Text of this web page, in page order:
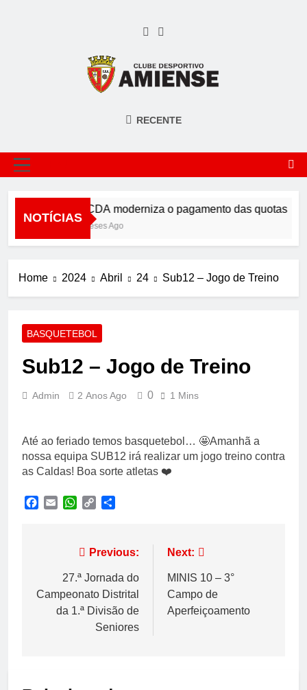
AMIENSE
Clube Desportivo Amiense
RECENTE
NOTÍCIAS
O CDA moderniza o pagamento das quotas
2 Meses Ago
Home 2024 Abril 24 Sub12 – Jogo de Treino
BASQUETEBOL
Sub12 – Jogo de Treino
Admin 2 Anos Ago 0 1 Mins
Até ao feriado temos basquetebol… 🤩Amanhã a
nossa equipa SUB12 irá realizar um jogo treino contra
as Caldas! Boa sorte atletas ❤️
Facebook
EmailWhatsApp
Copy
Navegação
artigos
Previous:
27.ª Jornada do
Campeonato Distrital
da 1.ª Divisão de
Seniores
Next:
MINIS 10 – 3°
Campo de
Aperfeiçoamento